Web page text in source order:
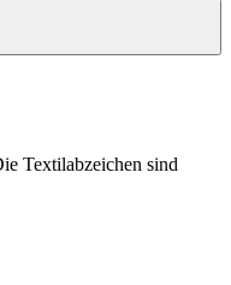
Textilabzeichen sind